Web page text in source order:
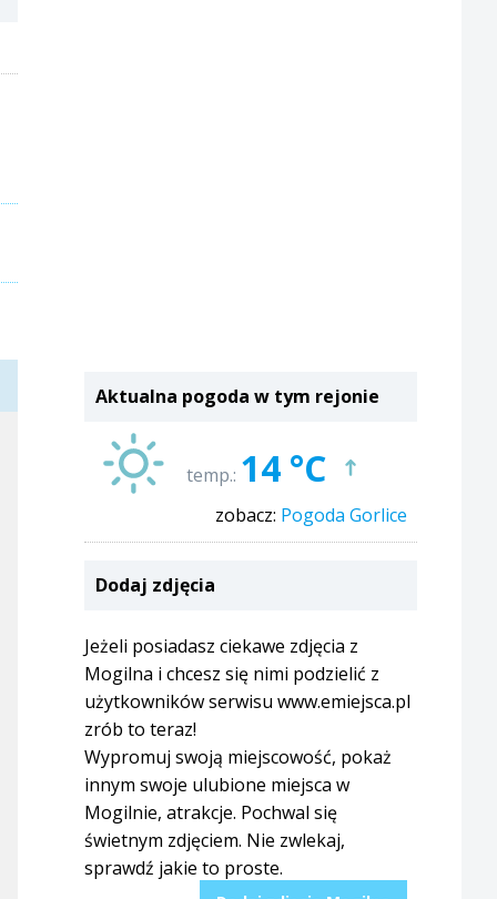
Aktualna pogoda w tym rejonie
temp.: 14 °C
zobacz: Pogoda Gorlice
Dodaj zdjęcia
Jeżeli posiadasz ciekawe zdjęcia z
Mogilna i chcesz się nimi podzielić z
użytkowników serwisu www.emiejsca.pl
zrób to teraz!
Wypromuj swoją miejscowość, pokaż
innym swoje ulubione miejsca w
Mogilnie, atrakcje. Pochwal się
świetnym zdjęciem. Nie zwlekaj,
sprawdź jakie to proste.